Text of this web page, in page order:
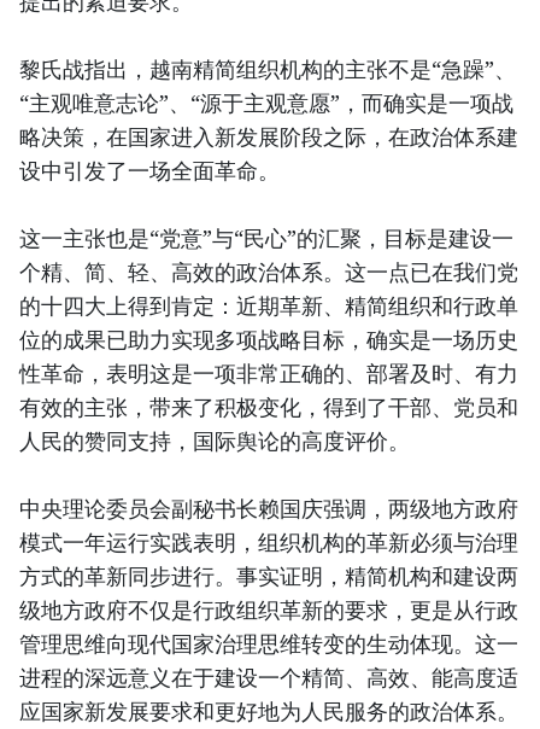
黎氏战指出，越南精简组织机构的主张不是“急躁”、
“主观唯意志论”、“源于主观意愿”，而确实是一项战
略决策，在国家进入新发展阶段之际，在政治体系建
设中引发了一场全面革命。
这一主张也是“党意”与“民心”的汇聚，目标是建设一
个精、简、轻、高效的政治体系。这一点已在我们党
的十四大上得到肯定：近期革新、精简组织和行政单
位的成果已助力实现多项战略目标，确实是一场历史
性革命，表明这是一项非常正确的、部署及时、有力
有效的主张，带来了积极变化，得到了干部、党员和
人民的赞同支持，国际舆论的高度评价。
中央理论委员会副秘书长赖国庆强调，两级地方政府
模式一年运行实践表明，组织机构的革新必须与治理
方式的革新同步进行。事实证明，精简机构和建设两
级地方政府不仅是行政组织革新的要求，更是从行政
管理思维向现代国家治理思维转变的生动体现。这一
进程的深远意义在于建设一个精简、高效、能高度适
应国家新发展要求和更好地为人民服务的政治体系。